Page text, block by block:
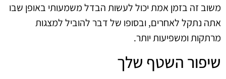
משוב זה בזמן אמת יכול לעשות הבדל משמעותי באופן שבו
אתה נתקל לאחרים, ובסופו של דבר להוביל למצגות
מרתקות ומשפיעות יותר.
שיפור השטף שלך